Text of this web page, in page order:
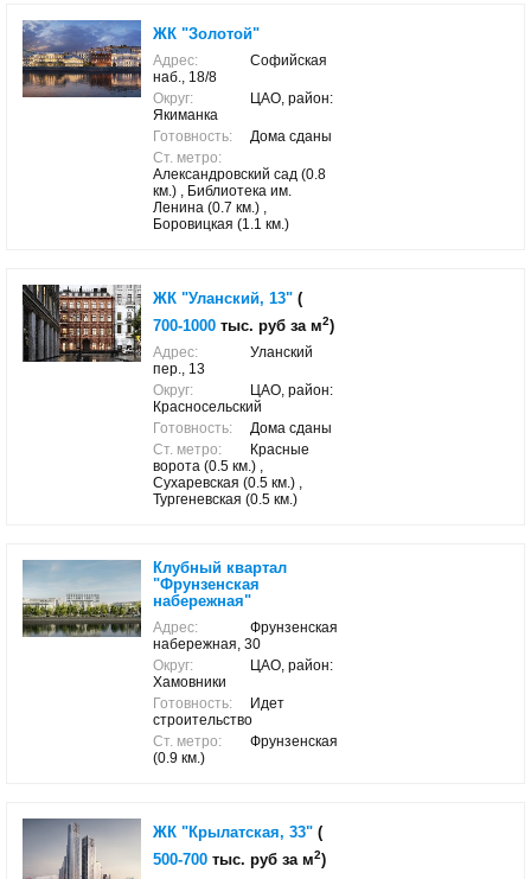
ЖК "Золотой"
Адрес:
Софийская
наб., 18/8
Округ:
ЦАО, район:
Якиманка
Готовность:
Дома сданы
Ст. метро:
Александровский сад (0.8
км.) , Библиотека им.
Ленина (0.7 км.) ,
Боровицкая (1.1 км.)
ЖК "Уланский, 13" (
700-1000 тыс. руб за м2)
Адрес:
Уланский
пер., 13
Округ:
ЦАО, район:
Красносельский
Готовность:
Дома сданы
Ст. метро:
Красные
ворота (0.5 км.) ,
Сухаревская (0.5 км.) ,
Тургеневская (0.5 км.)
Клубный квартал
"Фрунзенская
набережная"
Адрес:
Фрунзенская
набережная, 30
Округ:
ЦАО, район:
Хамовники
Готовность:
Идет
строительство
Ст. метро:
Фрунзенская
(0.9 км.)
ЖК "Крылатская, 33" (
500-700 тыс. руб за м2)